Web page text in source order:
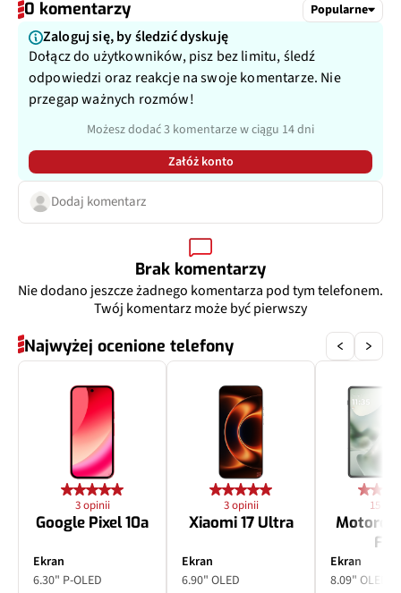
Matryca 1/4,0", 1,12 µm
Ogniskowa 13 mm
Przysłona f/2.3
Filmy Tak
Zoom optyczny Nie
Dodatkowy aparat Aparat makro
2 Mpix
Matryca 1/5,0", 1,75 µm
Ogniskowa 22 mm
Przysłona f/2.4
Zoom optyczny Nie
Dodatkowy aparat Czujnik głębi (B/W)
Pixele 2 Mpix
0 komentarzy Popularne
Zaloguj się, by śledzić dyskuję
Dołącz do użytkowników, pisz bez limitu, śledź
odpowiedzi oraz reakcje na swoje komentarze. Nie
przegap ważnych rozmów!
Możesz dodać 3 komentarze w ciągu 14 dni
Załóż konto
Dodaj komentarz
Brak komentarzy
Nie dodano jeszcze żadnego komentarza pod tym telefonem.
Twój komentarz może być pierwszy
Najwyżej ocenione telefony
3 opinii
Google Pixel 10a
Ekran
6.30" P-OLED
3 opinii
Xiaomi 17 Ultra
Ekran
6.90" OLED
15
Motorola
Ekran
8.09" OLED